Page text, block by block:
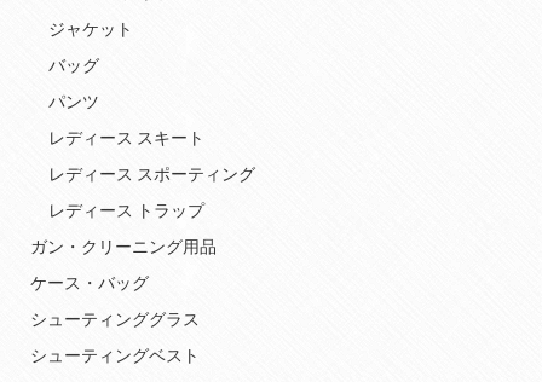
ジャケット
バッグ
パンツ
レディース スキート
レディース スポーティング
レディース トラップ
ガン・クリーニング用品
ケース・バッグ
シューティンググラス
シューティングベスト